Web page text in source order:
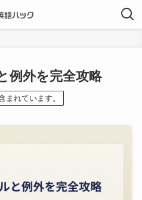
例外を完全攻略
まれています。